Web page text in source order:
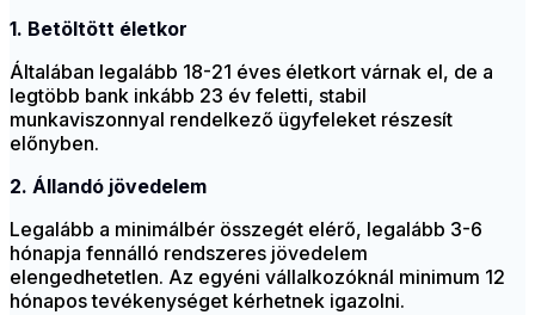
1. Betöltött életkor
Általában legalább 18-21 éves életkort várnak el, de a
legtöbb bank inkább 23 év feletti, stabil
munkaviszonnyal rendelkező ügyfeleket részesít
előnyben.
2. Állandó jövedelem
Legalább a minimálbér összegét elérő, legalább 3-6
hónapja fennálló rendszeres jövedelem
elengedhetetlen. Az egyéni vállalkozóknál minimum 12
hónapos tevékenységet kérhetnek igazolni.